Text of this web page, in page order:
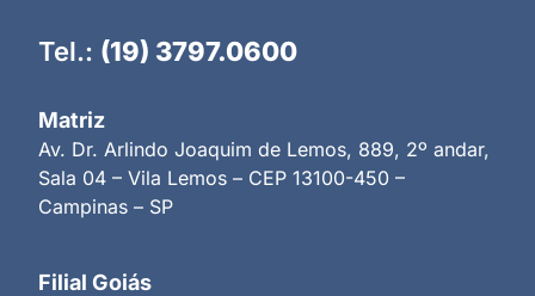
Tel.: (19) 3797.0600
Matriz
Av. Dr. Arlindo Joaquim de Lemos, 889, 2º andar,
Sala 04 – Vila Lemos – CEP 13100-450 –
Campinas – SP
Filial Goiás